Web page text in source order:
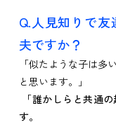
Q.人見知りで
夫ですか？
「似たような子は多
と思います。」
「誰かしらと共通
す。